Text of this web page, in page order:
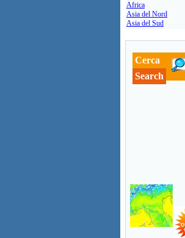
Africa
Asia del Nord
Asia del Sud
Cerca
Search